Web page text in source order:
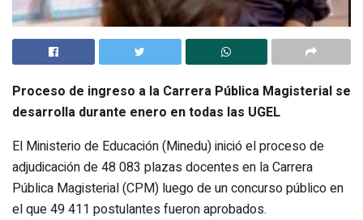
Proceso de ingreso a la Carrera Pública Magisterial se
desarrolla durante enero en todas las UGEL
El Ministerio de Educación (Minedu) inició el proceso de
adjudicación de 48 083 plazas docentes en la Carrera
Pública Magisterial (CPM) luego de un concurso público en
el que 49 411 postulantes fueron aprobados.